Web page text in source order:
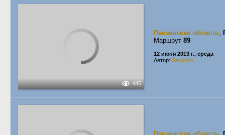
445
Пензенская область,
Маршрут 89
12 июня 2013 г., среда
Автор: Serginho